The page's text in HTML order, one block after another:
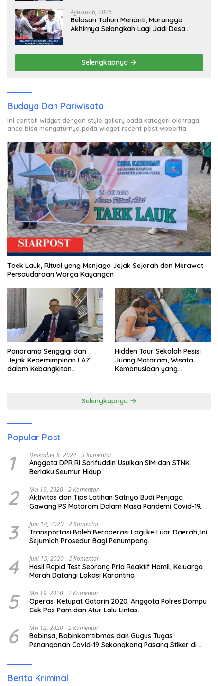
Agustus 6, 2026
Belasan Tahun Menanti, Murangga
Akhirnya Selangkah Lagi Jadi Desa
Selengkapnya
Budaya Dan Pariwisata
Ini contoh widget dengan style gallery pada kategori olahraga,
anda bisa mengaturnya pada widget recent post wpberita.
Taek Lauk, Ritual yang Menjaga Jejak Sejarah dan Merawat
Persaudaraan Warga Kayangan
Panorama Senggigi dan
Jejak Kepemimpinan LAZ
dalam Kebangkitan
Hidden Tour Sekolah Pesisi
Juang Mataram, Wisata
Kemanusiaan yang
Selengkapnya
Popular Post
1 Desember 8, 2024 3 Komentar
Anggota DPR RI Sarifuddin Usulkan SIM dan STNK
Berlaku Seumur Hidup
2 Mei 19, 2020 2 Komentar
Aktivitas dan Tips Latihan Satriyo Budi Penjaga
Gawang PS Mataram Dalam Masa Pandemi Covid-19.
3 Juni 14, 2020 2 Komentar
Transportasi Boleh Beroperasi Lagi ke Luar Daerah, Ini
Sejumlah Prosedur Bagi Penumpang.
4 Juni 15, 2020 2 Komentar
Hasil Rapid Test Seorang Pria Reaktif Hamil, Keluarga
Marah Datangi Lokasi Karantina
5 Mei 19, 2020 2 Komentar
Operasi Ketupat Gatarin 2020. Anggota Polres Dompu
Cek Pos Pam dan Atur Lalu Lintas.
6 Mei 12, 2020 2 Komentar
Babinsa, Babinkamtibmas dan Gugus Tugas
Penanganan Covid-19 Sekongkang Pasang Stiker di
Berita Kriminal